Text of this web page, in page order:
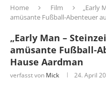
Home Film
„Early
amüsante Fußball-Abenteuer
„Early Man –
amüsante Fußball-
Hause Aardman
verfasst von Mick 24. April